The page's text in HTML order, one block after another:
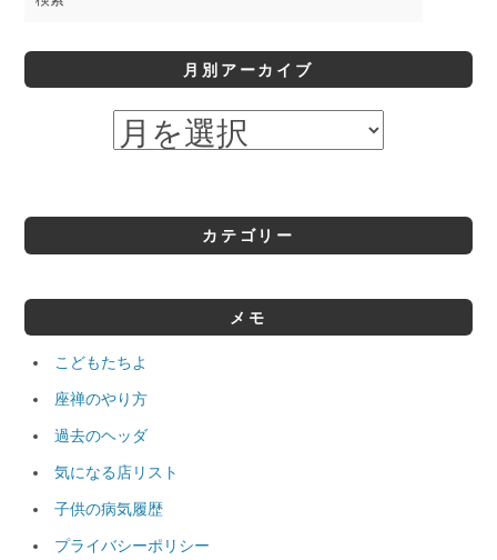
月別アーカイブ
カテゴリー
メモ
こどもたちよ
座禅のやり方
過去のヘッダ
気になる店リスト
子供の病気履歴
プライバシーポリシー